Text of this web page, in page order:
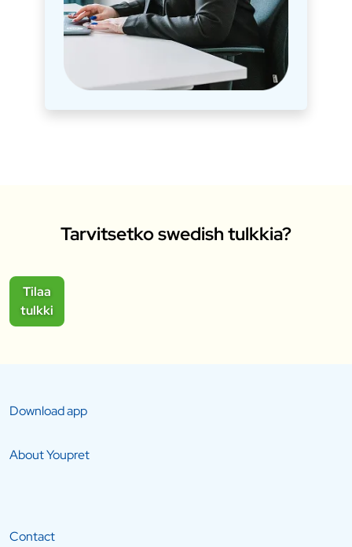
Tarvitsetko swedish tulkkia?
Tilaa
tulkki
Download app
About Youpret
Contact